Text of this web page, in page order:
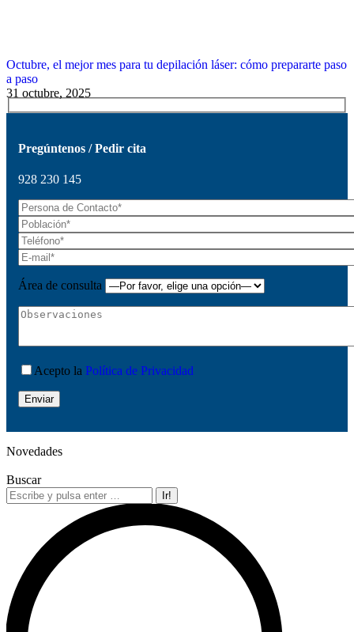
Octubre, el mejor mes para tu depilación láser: cómo prepararte paso
a paso
31 octubre, 2025
Pregúntenos / Pedir cita
928 230 145
Área de consulta
Acepto la Política de Privacidad
Novedades
Buscar
Buscar: